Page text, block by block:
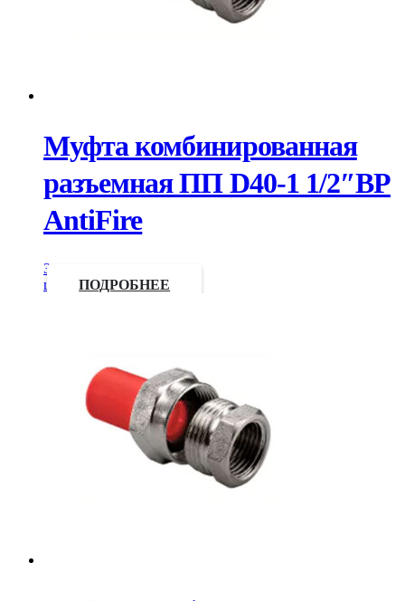
Муфта комбинированная
разъемная ПП D40-1 1/2″ВР
AntiFire
Запросить
цену
ПОДРОБНЕЕ